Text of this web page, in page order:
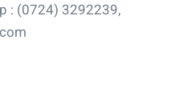
: (0724) 3292239,